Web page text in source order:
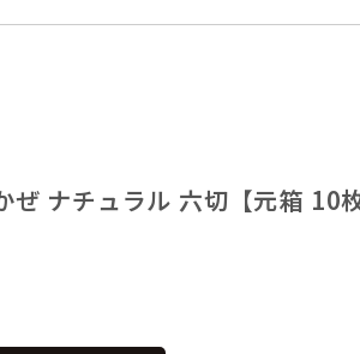
ナチュラル 六切【元箱 10枚